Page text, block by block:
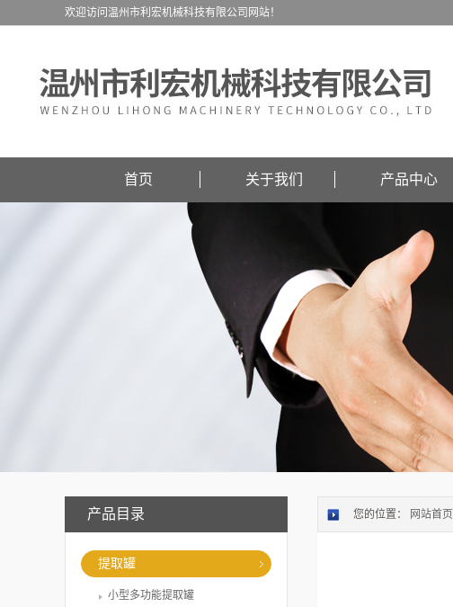
欢迎访问温州市利宏机械科技有限公司网站！
首页 关于我们 产品中心
产品目录
提取罐
小型多功能提取罐
您的位置： 网站首页